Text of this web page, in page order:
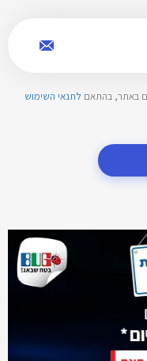
באתר, בהתאם לתנאי השימוש